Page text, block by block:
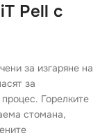
Pell с
за изгаряне на
за
Горелките
стомана,